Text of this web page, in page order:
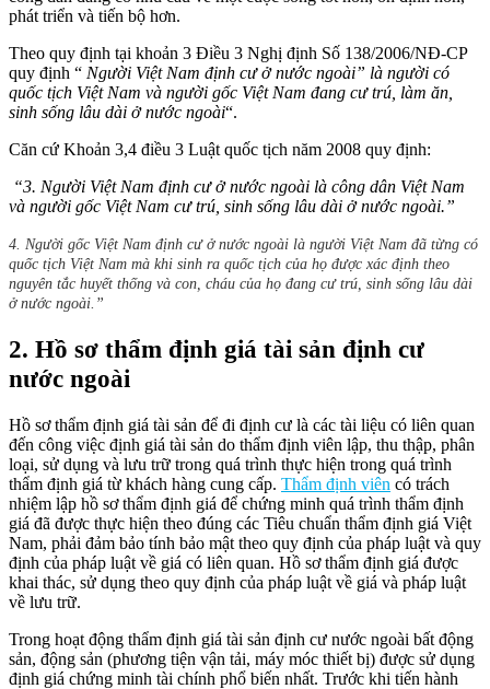
phát triển và tiến bộ hơn.
Theo quy định tại khoản 3 Điều 3 Nghị định Số 138/2006/NĐ-CP
quy định “ Người Việt Nam định cư ở nước ngoài” là người có
quốc tịch Việt Nam và người gốc Việt Nam đang cư trú, làm ăn,
sinh sống lâu dài ở nước ngoài“.
Căn cứ Khoản 3,4 điều 3 Luật quốc tịch năm 2008 quy định:
“3. Người Việt Nam định cư ở nước ngoài là công dân Việt Nam
và người gốc Việt Nam cư trú, sinh sống lâu dài ở nước ngoài.”
4. Người gốc Việt Nam định cư ở nước ngoài là người Việt Nam đã từng có
quốc tịch Việt Nam mà khi sinh ra quốc tịch của họ được xác định theo
nguyên tắc huyết thống và con, cháu của họ đang cư trú, sinh sống lâu dài
ở nước ngoài .”
2. Hồ sơ thẩm định giá tài sản định cư
nước ngoài
Hồ sơ thẩm định giá tài sản để đi định cư là các tài liệu có liên quan
đến công việc định giá tài sản do thẩm định viên lập, thu thập, phân
loại, sử dụng và lưu trữ trong quá trình thực hiện trong quá trình
thẩm định giá từ khách hàng cung cấp. Thẩm định viên có trách
nhiệm lập hồ sơ thẩm định giá để chứng minh quá trình thẩm định
giá đã được thực hiện theo đúng các Tiêu chuẩn thẩm định giá Việt
Nam, phải đảm bảo tính bảo mật theo quy định của pháp luật và quy
định của pháp luật về giá có liên quan. Hồ sơ thẩm định giá được
khai thác, sử dụng theo quy định của pháp luật về giá và pháp luật
về lưu trữ.
Trong hoạt động thẩm định giá tài sản định cư nước ngoài bất động
sản, động sản (phương tiện vận tải, máy móc thiết bị) được sử dụng
định giá chứng minh tài chính phổ biến nhất. Trước khi tiến hành